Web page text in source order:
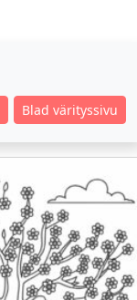
Blad värityssivu